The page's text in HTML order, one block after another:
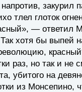
закурил
тлел глоток
— ответил
хотя бы выпей
раз, но так и не
убитого на
из Монсепино,